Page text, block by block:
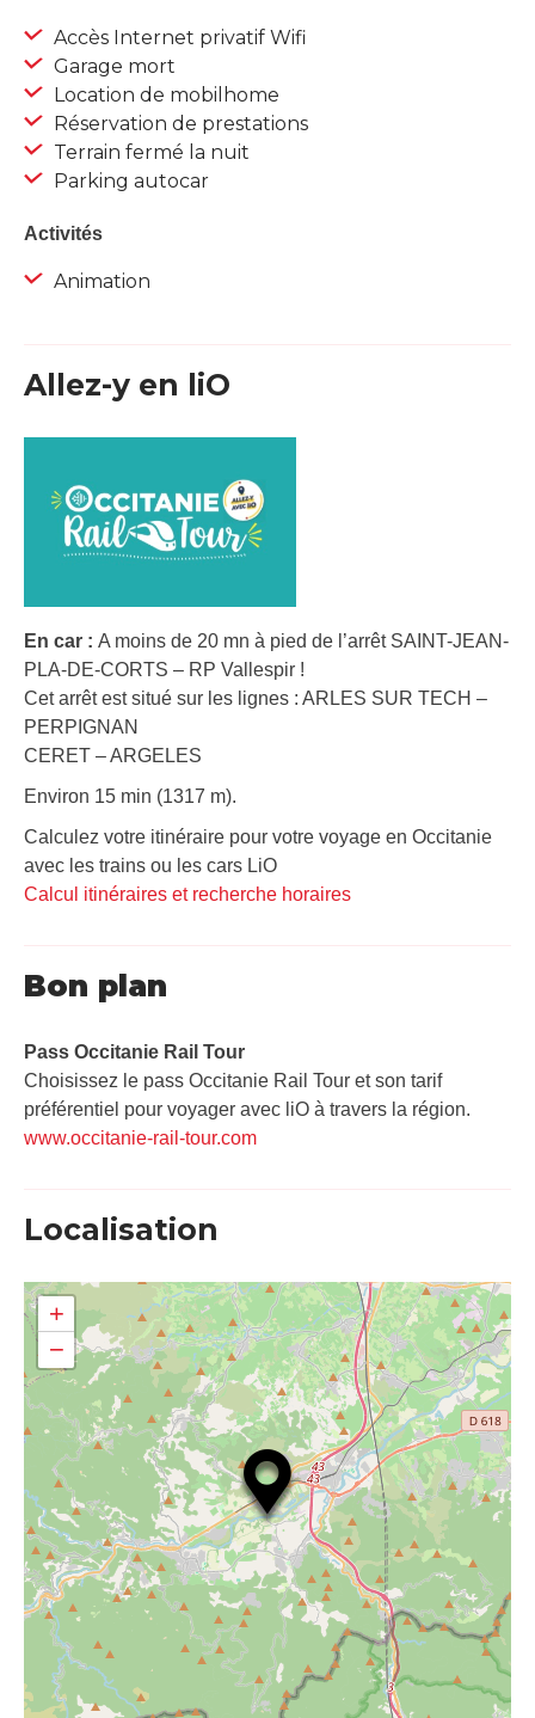
Accès Internet privatif Wifi
Garage mort
Location de mobilhome
Réservation de prestations
Terrain fermé la nuit
Parking autocar
Activités
Animation
Allez-y en liO
En car : A moins de 20 mn à pied de l’arrêt SAINT-JEAN-
PLA-DE-CORTS – RP Vallespir !
Cet arrêt est situé sur les lignes : ARLES SUR TECH –
PERPIGNAN
CERET – ARGELES
Environ 15 min (1317 m).
Calculez votre itinéraire pour votre voyage en Occitanie
avec les trains ou les cars LiO
Calcul itinéraires et recherche horaires
Bon plan
Pass Occitanie Rail Tour​
Choisissez le pass Occitanie Rail Tour et son tarif
préférentiel pour voyager avec liO à travers la région.
www.occitanie-rail-tour.com
Localisation
+
−